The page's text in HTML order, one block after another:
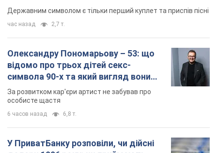
Державним символом є тільки перший куплет та приспів пісні
час назад 2,7 т.
Олександру Пономарьову – 53: що
відомо про трьох дітей секс-
символа 90-х та який вигляд вони
мають
За розвитком кар'єри артист не забував про
особисте щастя
6 часов назад 6,8 т.
У ПриватБанку розповіли, чи дійсні